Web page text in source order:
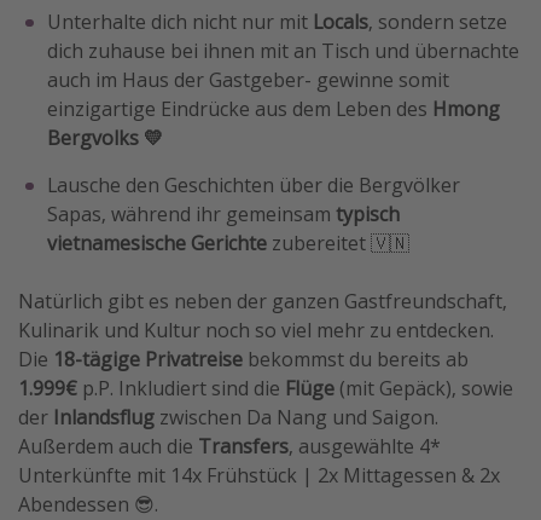
Unterhalte dich nicht nur mit Locals, sondern setze
dich zuhause bei ihnen mit an Tisch und übernachte
auch im Haus der Gastgeber- gewinne somit
einzigartige Eindrücke aus dem Leben des Hmong
Bergvolks 💛
Lausche den Geschichten über die Bergvölker
Sapas, während ihr gemeinsam typisch
vietnamesische Gerichte zubereitet 🇻🇳
Natürlich gibt es neben der ganzen Gastfreundschaft,
Kulinarik und Kultur noch so viel mehr zu entdecken.
Die 18-tägige Privatreise bekommst du bereits ab
1.999€ p.P. Inkludiert sind die Flüge (mit Gepäck), sowie
der Inlandsflug zwischen Da Nang und Saigon.
Außerdem auch die Transfers, ausgewählte 4*
Unterkünfte mit 14x Frühstück | 2x Mittagessen & 2x
Abendessen 😎.